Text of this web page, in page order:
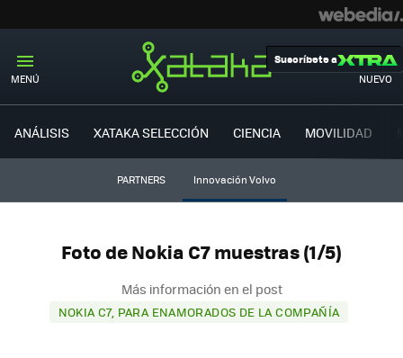
MENÚ NUEVO
Suscríbete a
ANÁLISIS XATAKA SELECCIÓN CIENCIA MOVILIDAD
PARTNERS Innovación Volvo
Foto de Nokia C7 muestras (1/5)
Más información en el post
NOKIA C7, PARA ENAMORADOS DE LA COMPAÑÍA